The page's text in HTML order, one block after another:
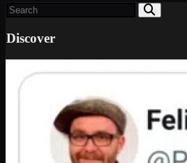
Discover